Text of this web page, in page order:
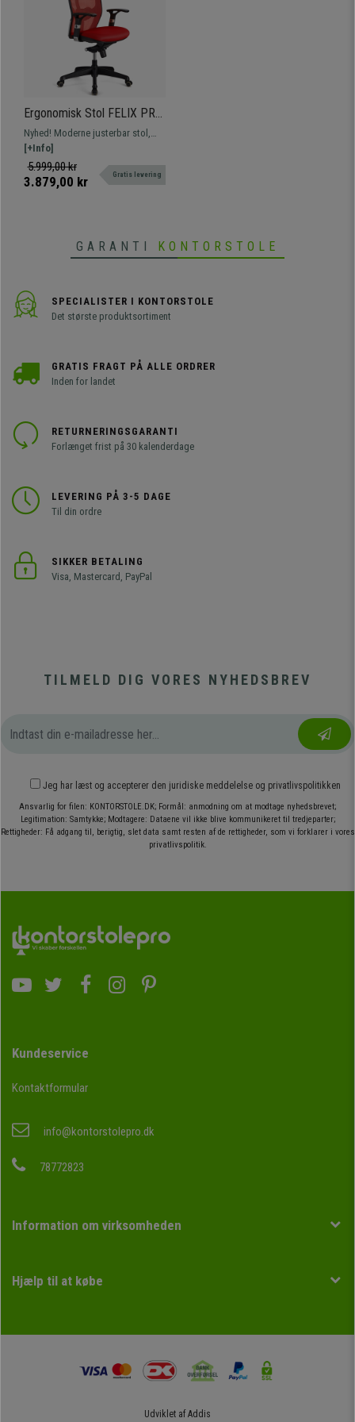
Ergonomisk Stol FELIX PRO,
Justerbar Lændestøtte,
Egnet Til 8 Timers Brug,
Rød
Nyhed! Moderne justerbar stol,
der er velegnet til intensiv brug.
Fås med eller uden nakkestøtte,
forskellige farver.
[+Info]
5.999,00 kr
3.879,00 kr Gratis levering
GARANTI KONTORSTOLE
SPECIALISTER I KONTORSTOLE
Det største produktsortiment
GRATIS FRAGT PÅ ALLE ORDRER
Inden for landet
RETURNERINGSGARANTI
Forlænget frist på 30 kalenderdage
LEVERING PÅ 3-5 DAGE
Til din ordre
SIKKER BETALING
Visa, Mastercard, PayPal
TILMELD DIG VORES NYHEDSBREV
Jeg har læst og accepterer den juridiske meddelelse og privatlivspolitikken
Ansvarlig for filen: KONTORSTOLE.DK; Formål: anmodning om at modtage nyhedsbrevet;
Legitimation: Samtykke; Modtagere: Dataene vil ikke blive kommunikeret til tredjeparter;
Rettigheder: Få adgang til, berigtig, slet data samt resten af de rettigheder, som vi forklarer i vores
privatlivspolitik.
Kundeservice
Kontaktformular
info@kontorstolepro.dk
78772823
Information om virksomheden
Hjælp til at købe
Udviklet afAddis